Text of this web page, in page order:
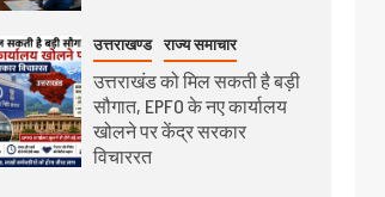
उत्तराखण्ड राज्य समाचार
उत्तराखंड को मिल सकती है बड़ी
सौगात, EPFO के नए कार्यालय
खोलने पर केंद्र सरकार
विचाररत